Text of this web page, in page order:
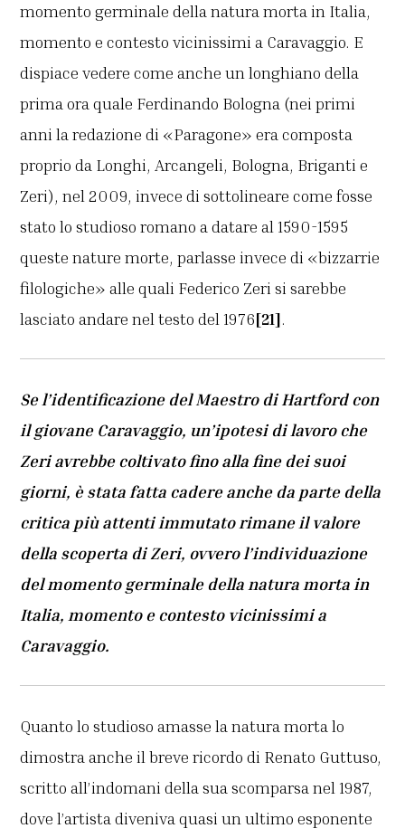
momento germinale della natura morta in Italia,
momento e contesto vicinissimi a Caravaggio. E
dispiace vedere come anche un longhiano della
prima ora quale Ferdinando Bologna (nei primi
anni la redazione di «Paragone» era composta
proprio da Longhi, Arcangeli, Bologna, Briganti e
Zeri), nel 2009, invece di sottolineare come fosse
stato lo studioso romano a datare al 1590-1595
queste nature morte, parlasse invece di «bizzarrie
filologiche» alle quali Federico Zeri si sarebbe
lasciato andare nel testo del 1976[21].
Se l’identificazione del Maestro di Hartford con
il giovane Caravaggio, un’ipotesi di lavoro che
Zeri avrebbe coltivato fino alla fine dei suoi
giorni, è stata fatta cadere anche da parte della
critica più attenti immutato rimane il valore
della scoperta di Zeri, ovvero l’individuazione
del momento germinale della natura morta in
Italia, momento e contesto vicinissimi a
Caravaggio.
Quanto lo studioso amasse la natura morta lo
dimostra anche il breve ricordo di Renato Guttuso,
scritto all’indomani della sua scomparsa nel 1987,
dove l’artista diveniva quasi un ultimo esponente